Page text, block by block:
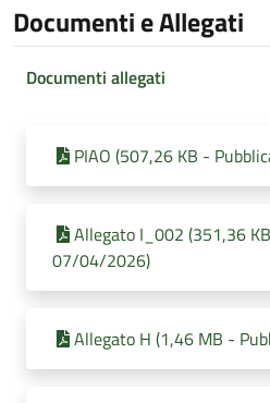
Documenti e Allegati
Documenti allegati
PIAO (507,26 KB -
Allegato I_002 (351,36
07/04/2026)
Allegato H (1,46 MB -